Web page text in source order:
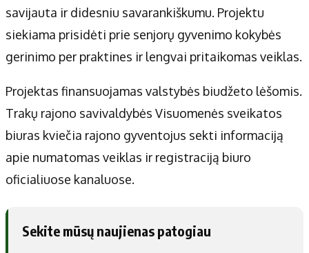
savijauta ir didesniu savarankiškumu. Projektu
siekiama prisidėti prie senjorų gyvenimo kokybės
gerinimo per praktines ir lengvai pritaikomas veiklas.
Projektas finansuojamas valstybės biudžeto lėšomis.
Trakų rajono savivaldybės Visuomenės sveikatos
biuras kviečia rajono gyventojus sekti informaciją
apie numatomas veiklas ir registraciją biuro
oficialiuose kanaluose.
Sekite mūsų naujienas patogiau